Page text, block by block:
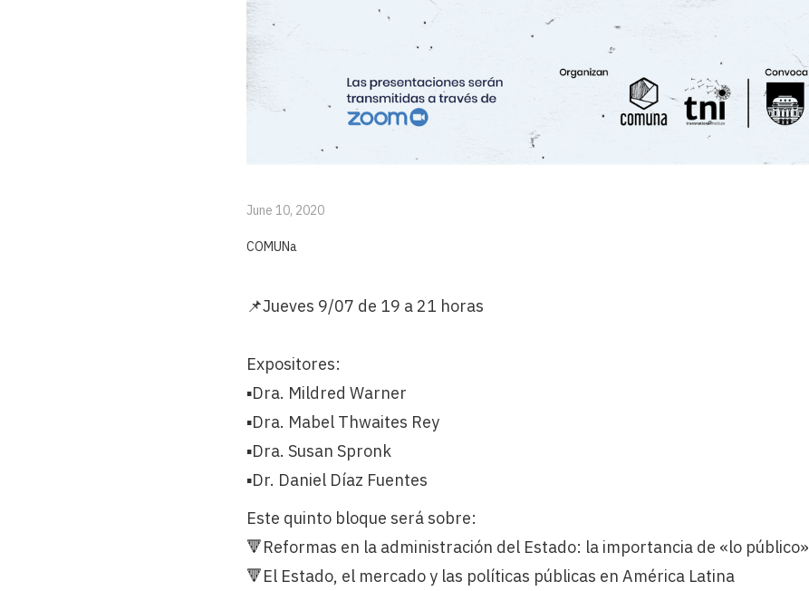
June 10, 2020
COMUNa
📌Jueves 9/07 de 19 a 21 horas
Expositores:
▪️Dra. Mildred Warner
▪️Dra. Mabel Thwaites Rey
▪️Dra. Susan Spronk
▪️Dr. Daniel Díaz Fuentes
Este quinto bloque será sobre:
🔻Reformas en la administración del Estado: la importancia de «lo público»
🔻El Estado, el mercado y las políticas públicas en América Latina